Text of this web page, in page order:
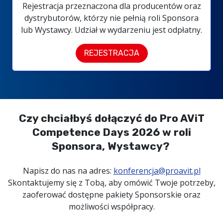
Rejestracja przeznaczona dla producentów oraz
dystrybutorów, którzy nie pełnią roli Sponsora
lub Wystawcy. Udział w wydarzeniu jest odpłatny.
REJESTRACJA
Czy chciałbyś dołączyć do Pro AViT
Competence Days 2026 w roli
Sponsora, Wystawcy?
Napisz do nas na adres: konferencja@proavit.pl
Skontaktujemy się z Tobą, aby omówić Twoje potrzeby,
zaoferować dostępne pakiety Sponsorskie oraz
możliwości współpracy.